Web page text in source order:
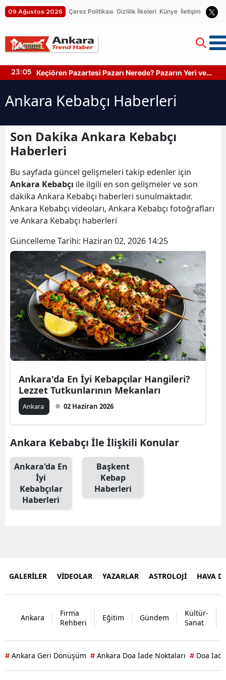
09 Ağustos 2026 Çerez Politikası Gizlilik İlkeleri Künye İletişim
23:05
Keçiören Pazartesi Pazarı Nerede? Pazarın Yeri ve
Ankara Kebabçı Haberleri
Son Dakika Ankara Kebabçı
Haberleri
Bu sayfada güncel gelişmeleri takip edenler için
Ankara Kebabçı ile ilgili en son gelişmeler ve son
dakika Ankara Kebabçı haberleri sunulmaktadır.
Ankara Kebabçı videoları, Ankara Kebabçı fotoğrafları
ve Ankara Kebabçı haberleri
Güncelleme Tarihi: Haziran 02, 2026 14:25
Ankara'da En İyi Kebapçılar Hangileri?
Lezzet Tutkunlarının Mekanları
Ankara 02 Haziran 2026
Ankara Kebabçı İle İlişkili Konular
Ankara'da En
İyi
Kebabçılar
Haberleri
Başkent
Kebap
Haberleri
GALERİLER VİDEOLAR YAZARLAR ASTROLOJİ HAVA
Ankara
Firma
Rehberi
Eğitim Gündem
Kültür-
Sanat
# Ankara Geri Dönüşüm # Ankara Doa İade Noktaları # Doa